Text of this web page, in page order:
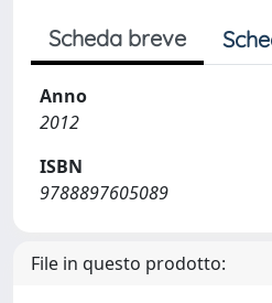
Scheda breve
Anno
2012
ISBN
9788897605089
File in questo prodotto: